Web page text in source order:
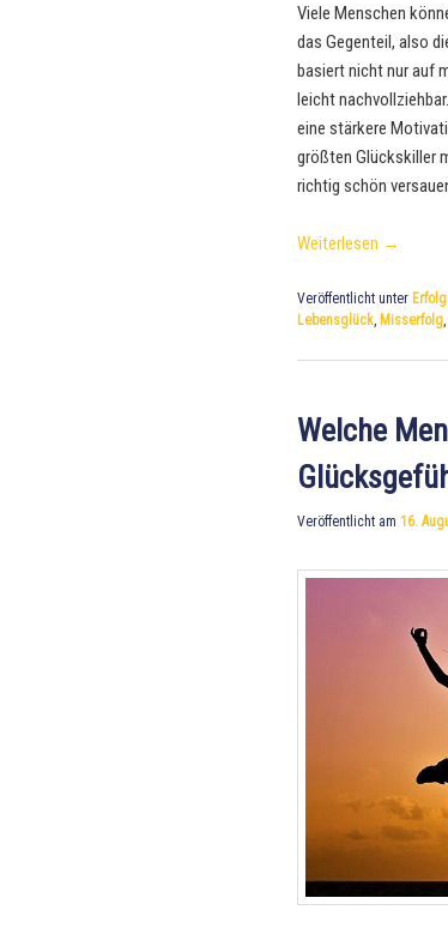
Viele Menschen
das Gegenteil, also
basiert nicht nur auf
leicht
eine stärkere
größten Glückskiller
richtig schön
Weiterlesen →
Veröffentlicht unter
Lebensglück Misserfolg
Welche
Veröffentlicht am 16.